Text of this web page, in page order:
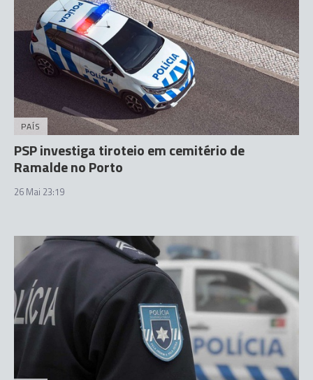
PAÍS
PSP investiga tiroteio em cemitério de
Ramalde no Porto
26 Mai 23:19